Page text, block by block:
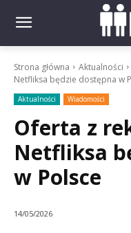
Strona główna Aktualności
Netfliksa będzie dostępna w
Aktualności Wiadomości
Oferta z
Netfliksa
w Polsce
14/05/2026